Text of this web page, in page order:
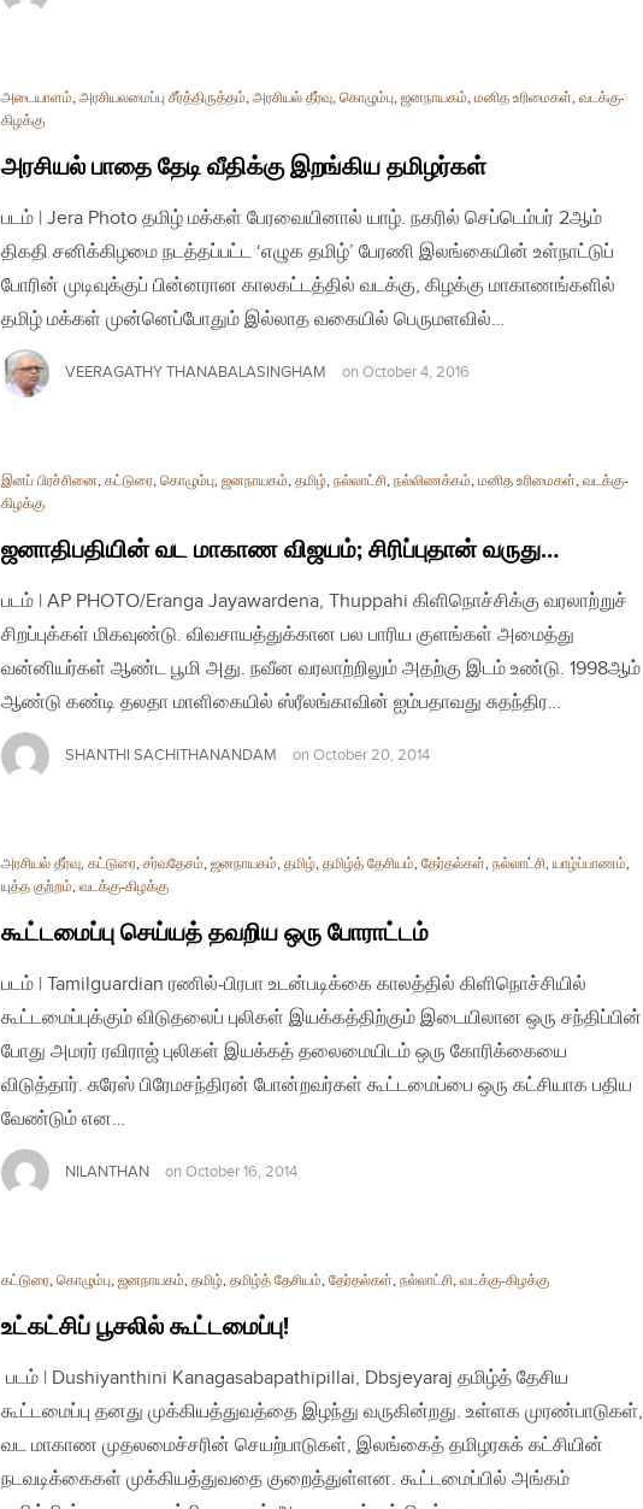
அடையாளம், அரசியலமைப்பு சீர்த்திருத்தம், அரசியல் தீர்வு, கொழும்பு, ஜனநாயகம், மனித உரிமைகள், வடக்கு-
கிழக்கு
அரசியல் பாதை தேடி வீதிக்கு இறங்கிய தமிழர்கள்
படம் | Jera Photo தமிழ் மக்கள் பேரவையினால் யாழ். நகரில் செப்டெம்பர் 2ஆம்
திகதி சனிக்கிழமை நடத்தப்பட்ட ‘எழுக தமிழ்’ பேரணி இலங்கையின் உள்நாட்டுப்
போரின் முடிவுக்குப் பின்னரான காலகட்டத்தில் வடக்கு, கிழக்கு மாகாணங்களில்
தமிழ் மக்கள் முன்னெப்போதும் இல்லாத வகையில் பெருமளவில்…
VEERAGATHY THANABALASINGHAM on October 4, 2016
இனப் பிரச்சினை, கட்டுரை, கொழும்பு, ஜனநாயகம், தமிழ், நல்லாட்சி, நல்லிணக்கம், மனித உரிமைகள், வடக்கு-
கிழக்கு
ஜனாதிபதியின் வட மாகாண விஜயம்; சிரிப்புதான் வருது…
படம் | AP PHOTO/Eranga Jayawardena, Thuppahi கிளிநொச்சிக்கு வரலாற்றுச்
சிறப்புக்கள் மிகவுண்டு. விவசாயத்துக்கான பல பாரிய குளங்கள் அமைத்து
வன்னியர்கள் ஆண்ட பூமி அது. நவீன வரலாற்றிலும் அதற்கு இடம் உண்டு. 1998ஆம்
ஆண்டு கண்டி தலதா மாளிகையில் ஸ்ரீலங்காவின் ஐம்பதாவது சுதந்திர…
SHANTHI SACHITHANANDAM on October 20, 2014
அரசியல் தீர்வு, கட்டுரை, சர்வதேசம், ஜனநாயகம், தமிழ், தமிழ்த் தேசியம், தேர்தல்கள், நல்லாட்சி, யாழ்ப்பாணம்,
யுத்த குற்றம், வடக்கு-கிழக்கு
கூட்டமைப்பு செய்யத் தவறிய ஒரு போராட்டம்
படம் | Tamilguardian ரணில்-பிரபா உடன்படிக்கை காலத்தில் கிளிநொச்சியில்
கூட்டமைப்புக்கும் விடுதலைப் புலிகள் இயக்கத்திற்கும் இடையிலான ஒரு சந்திப்பின்
போது அமரர் ரவிராஜ் புலிகள் இயக்கத் தலைமையிடம் ஒரு கோரிக்கையை
விடுத்தார். சுரேஸ் பிரேமசந்திரன் போன்றவர்கள் கூட்டமைப்பை ஒரு கட்சியாக பதிய
வேண்டும் என…
NILANTHAN on October 16, 2014
கட்டுரை, கொழும்பு, ஜனநாயகம், தமிழ், தமிழ்த் தேசியம், தேர்தல்கள், நல்லாட்சி, வடக்கு-கிழக்கு
உட்கட்சிப் பூசலில் கூட்டமைப்பு!
படம் | Dushiyanthini Kanagasabapathipillai, Dbsjeyaraj தமிழ்த் தேசிய
கூட்டமைப்பு தனது முக்கியத்துவத்தை இழந்து வருகின்றது. உள்ளக முரண்பாடுகள்,
வட மாகாண முதலமைச்சரின் செயற்பாடுகள், இலங்கைத் தமிழரசுக் கட்சியின்
நடவடிக்கைகள் முக்கியத்துவதை குறைத்துள்ளன. கூட்டமைப்பில் அங்கம்